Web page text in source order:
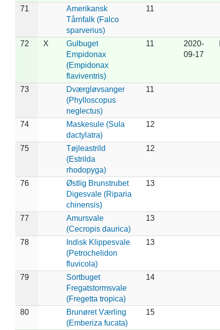
71
Amerikansk
Tårnfalk (Falco
sparverius)
11
72 X
Gulbuget
Empidonax
(Empidonax
flaviventris)
11
2020-
09-17
73
Dværgløvsanger
(Phylloscopus
neglectus)
11
74
Maskesule (Sula
dactylatra)
12
75
Tøjleastrild
(Estrilda
rhodopyga)
12
76
Østlig Brunstrubet
Digesvale (Riparia
chinensis)
13
77
Amursvale
(Cecropis daurica)
13
78
Indisk Klippesvale
(Petrochelidon
fluvicola)
13
79
Sortbuget
Fregatstormsvale
(Fregetta tropica)
14
80
Brunøret Værling
(Emberiza fucata)
15